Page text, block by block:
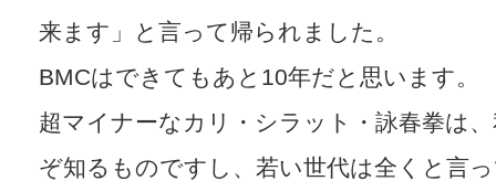
来ます」と言って帰られました。
BMCはできてもあと10年だと思います。
超マイナーなカリ・シラット・詠春拳は
ぞ知るものですし、若い世代は全くと言